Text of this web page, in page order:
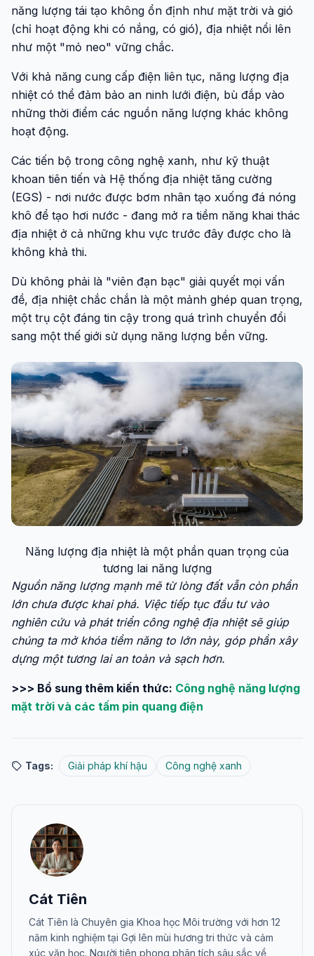
năng lượng tái tạo không ổn định như mặt trời và gió
(chỉ hoạt động khi có nắng, có gió), địa nhiệt nổi lên
như một "mỏ neo" vững chắc.
Với khả năng cung cấp điện liên tục, năng lượng địa
nhiệt có thể đảm bảo an ninh lưới điện, bù đắp vào
những thời điểm các nguồn năng lượng khác không
hoạt động.
Các tiến bộ trong công nghệ xanh, như kỹ thuật
khoan tiên tiến và Hệ thống địa nhiệt tăng cường
(EGS) - nơi nước được bơm nhân tạo xuống đá nóng
khô để tạo hơi nước - đang mở ra tiềm năng khai thác
địa nhiệt ở cả những khu vực trước đây được cho là
không khả thi.
Dù không phải là "viên đạn bạc" giải quyết mọi vấn
đề, địa nhiệt chắc chắn là một mảnh ghép quan trọng,
một trụ cột đáng tin cậy trong quá trình chuyển đổi
sang một thế giới sử dụng năng lượng bền vững.
Năng lượng địa nhiệt là một phần quan trọng của
tương lai năng lượng
Nguồn năng lượng mạnh mẽ từ lòng đất vẫn còn phần
lớn chưa được khai phá. Việc tiếp tục đầu tư vào
nghiên cứu và phát triển công nghệ địa nhiệt sẽ giúp
chúng ta mở khóa tiềm năng to lớn này, góp phần xây
dựng một tương lai an toàn và sạch hơn.
>>> Bổ sung thêm kiến thức: Công nghệ năng lượng
mặt trời và các tấm pin quang điện
Tags: Giải pháp khí hậu Công nghệ xanh
Cát Tiên
Cát Tiên là Chuyên gia Khoa học Môi trường với hơn 12
năm kinh nghiệm tại Gợi lên mùi hương tri thức và cảm
xúc văn học. Người tiên phong phân tích sâu sắc về